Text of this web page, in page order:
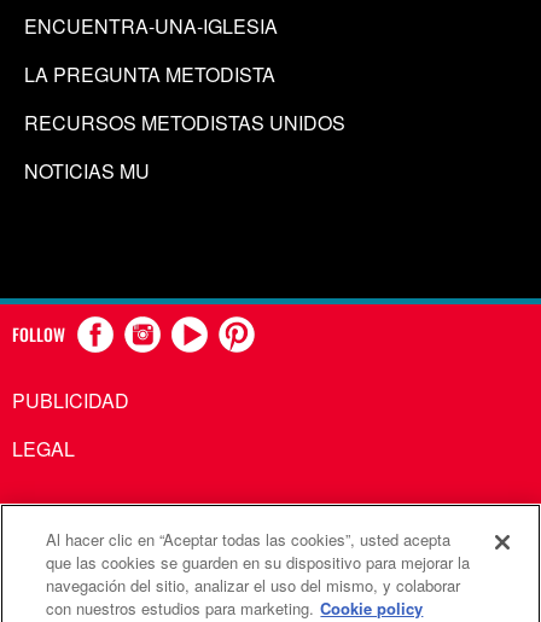
ENCUENTRA-UNA-IGLESIA
LA PREGUNTA METODISTA
RECURSOS METODISTAS UNIDOS
NOTICIAS MU
FOLLOW
PUBLICIDAD
LEGAL
Comunicaciones Metodistas Unidas es una agencia de la
Iglesia Metodista Unida
Al hacer clic en “Aceptar todas las cookies”, usted acepta
que las cookies se guarden en su dispositivo para mejorar la
navegación del sitio, analizar el uso del mismo, y colaborar
con nuestros estudios para marketing. Cookie policy